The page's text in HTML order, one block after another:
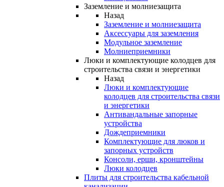
Заземление и молниезащита
Назад
Заземление и молниезащита
Аксессуары для заземления
Модульное заземление
Молниеприемники
Люки и комплектующие колодцев для
строительства связи и энергетики
Назад
Люки и комплектующие
колодцев для строительства связи
и энергетики
Антивандальные запорные
устройства
Дождеприемники
Комплектующие для люков и
запорных устройств
Консоли, ерши, кронштейны
Люки колодцев
Плиты для строительства кабельной